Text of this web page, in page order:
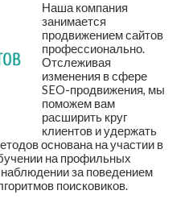
Наша компания
занимается
продвижением сайтов
профессионально.
Отслеживая
изменения в сфере
SEO-продвижения, мы
поможем вам
расширить круг
клиентов и удержать
основана на участии в
на профильных
за поведением
поисковиков.